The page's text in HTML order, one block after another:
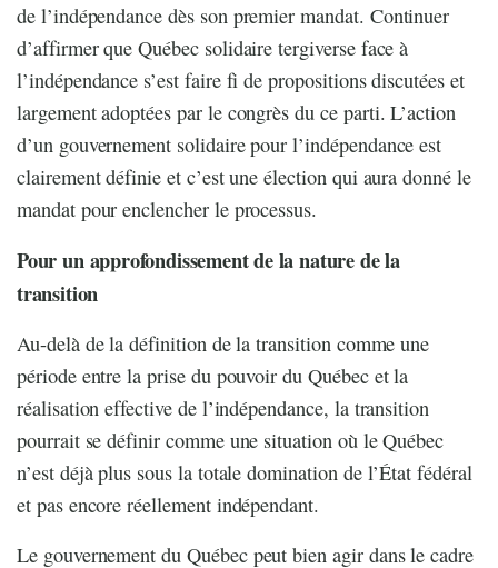
de l’indépendance dès son premier mandat. Continuer
d’affirmer que Québec solidaire tergiverse face à
l’indépendance s’est faire fi de propositions discutées et
largement adoptées par le congrès du ce parti. L’action
d’un gouvernement solidaire pour l’indépendance est
clairement définie et c’est une élection qui aura donné le
mandat pour enclencher le processus.
Pour un approfondissement de la nature de la
transition
Au-delà de la définition de la transition comme une
période entre la prise du pouvoir du Québec et la
réalisation effective de l’indépendance, la transition
pourrait se définir comme une situation où le Québec
n’est déjà plus sous la totale domination de l’État fédéral
et pas encore réellement indépendant.
Le gouvernement du Québec peut bien agir dans le cadre